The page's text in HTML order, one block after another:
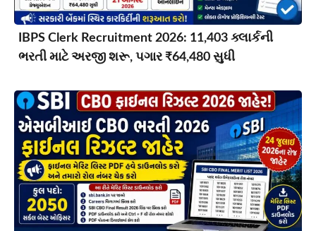
IBPS Clerk Recruitment 2026: 11,403 ક્લાર્કની
ભરતી માટે અરજી શરૂ, પગાર ₹64,480 સુધી